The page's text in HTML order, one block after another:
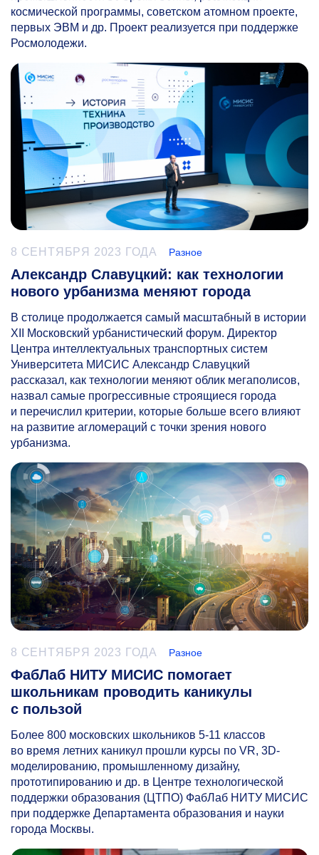
космической программы, советском атомном проекте,
первых ЭВМ и др. Проект реализуется при поддержке
Росмолодежи.
8 СЕНТЯБРЯ 2023 ГОДА Разное
Александр Славуцкий: как технологии
нового урбанизма меняют города
В столице продолжается самый масштабный в истории
XII Московский урбанистический форум. Директор
Центра интеллектуальных транспортных систем
Университета МИСИС Александр Славуцкий
рассказал, как технологии меняют облик мегаполисов,
назвал самые прогрессивные строящиеся города
и перечислил критерии, которые больше всего влияют
на развитие агломераций с точки зрения нового
урбанизма.
8 СЕНТЯБРЯ 2023 ГОДА Разное
ФабЛаб НИТУ МИСИС помогает
школьникам проводить каникулы
с пользой
Более 800 московских школьников 5-11 классов
во время летних каникул прошли курсы по VR, 3D-
моделированию, промышленному дизайну,
прототипированию и др. в Центре технологической
поддержки образования (ЦТПО) ФабЛаб НИТУ МИСИС
при поддержке Департамента образования и науки
города Москвы.